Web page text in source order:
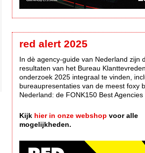
red alert 2025
In dè agency-guide van Nederland zijn
resultaten van het Bureau
onderzoek 2025 integraal te vinden,
bureaupresentaties van de meest foxy
Nederland: de FONK150 Best Agencies
Kijk hier in onze webshop voor alle
mogelijkheden.